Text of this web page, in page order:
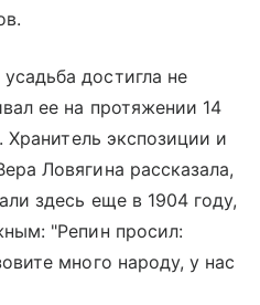
достигла не
ее на протяжении 14
Хранитель экспозиции и
Ловягина рассказала,
здесь еще в 1904 году,
"Репин просил:
много народу, у нас